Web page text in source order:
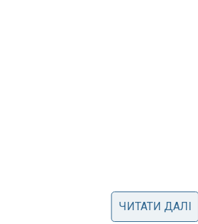
ЧИТАТИ ДАЛІ